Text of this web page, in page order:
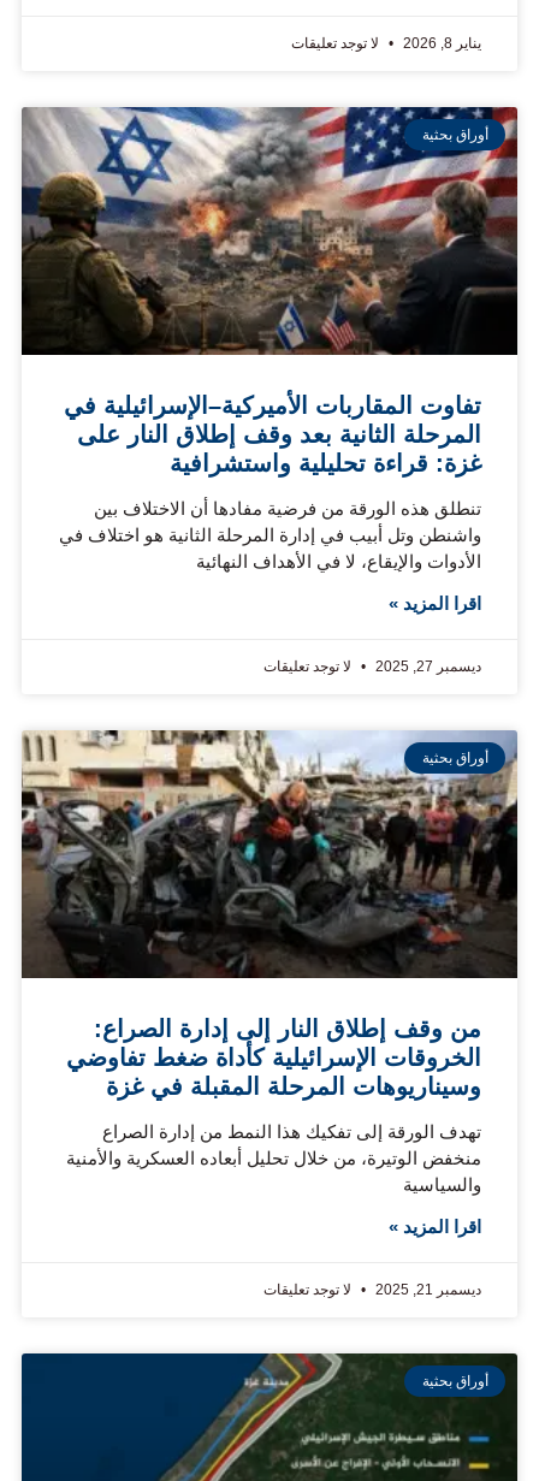
يناير 8, 2026 لا توجد تعليقات
أوراق بحثية
تفاوت المقاربات الأميركية–الإسرائيلية في
المرحلة الثانية بعد وقف إطلاق النار على
غزة: قراءة تحليلية واستشرافية
تنطلق هذه الورقة من فرضية مفادها أن الاختلاف بين
واشنطن وتل أبيب في إدارة المرحلة الثانية هو اختلاف في
الأدوات والإيقاع، لا في الأهداف النهائية
اقرا المزيد »
ديسمبر 27, 2025 لا توجد تعليقات
أوراق بحثية
من وقف إطلاق النار إلى إدارة الصراع:
الخروقات الإسرائيلية كأداة ضغط تفاوضي
وسيناريوهات المرحلة المقبلة في غزة
تهدف الورقة إلى تفكيك هذا النمط من إدارة الصراع
منخفض الوتيرة، من خلال تحليل أبعاده العسكرية والأمنية
والسياسية
اقرا المزيد »
ديسمبر 21, 2025 لا توجد تعليقات
أوراق بحثية